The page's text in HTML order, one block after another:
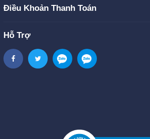
Điều Khoản Thanh Toán
Hỗ Trợ